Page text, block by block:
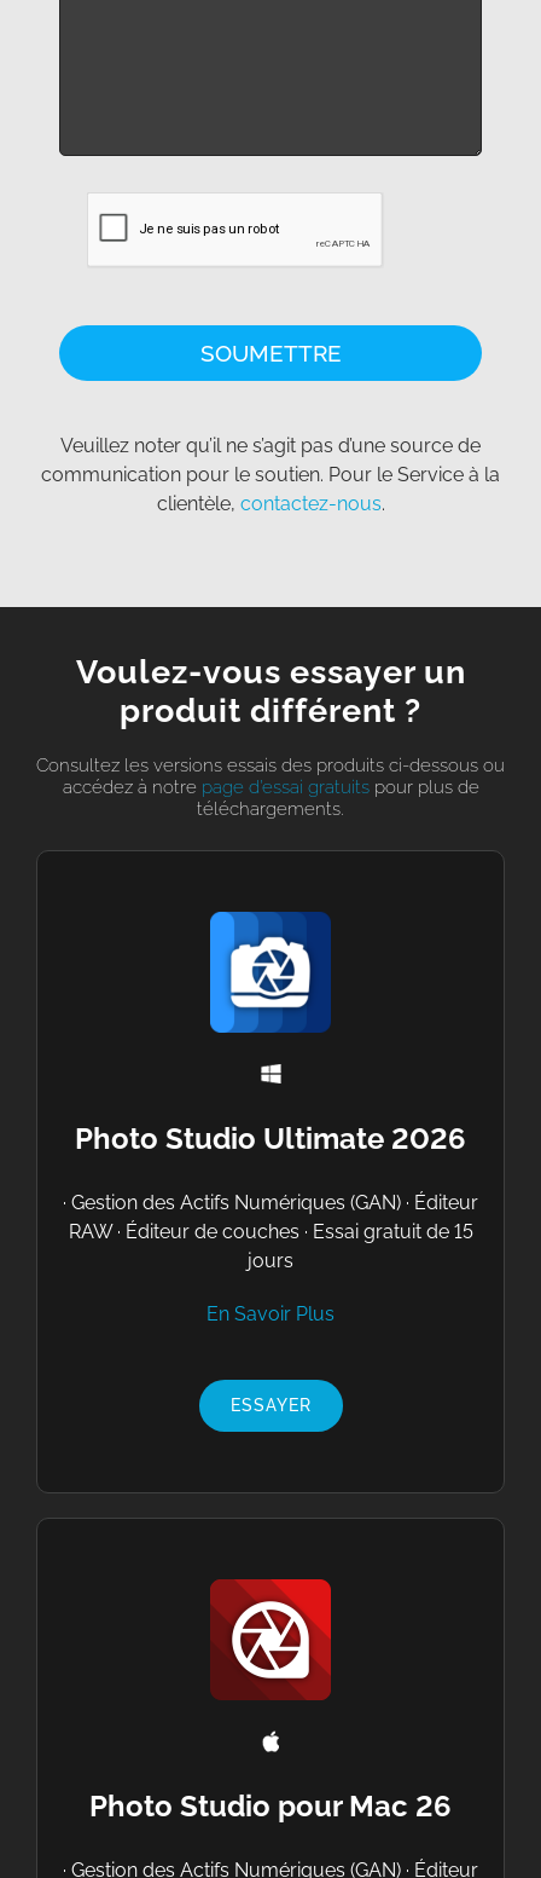
Veuillez noter qu’il ne s’agit pas d’une source de
communication pour le soutien. Pour le Service à la
clientèle, contactez-nous.
Voulez-vous essayer un
produit différent ?
Consultez les versions essais des produits ci-dessous ou
accédez à notre page d’essai gratuits pour plus de
téléchargements.
Photo Studio Ultimate 2026
· Gestion des Actifs Numériques (GAN) · Éditeur
RAW · Éditeur de couches · Essai gratuit de 15
jours
En Savoir Plus
ESSAYER
Photo Studio pour Mac 26
· Gestion des Actifs Numériques (GAN) · Éditeur